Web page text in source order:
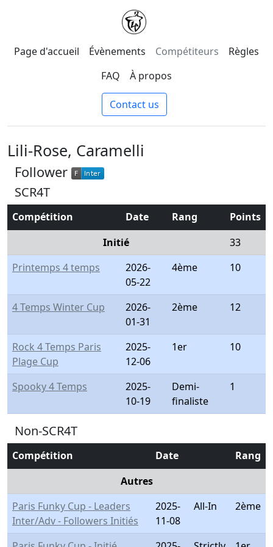
Page d'accueil Évènements Compétiteurs
Règles
FAQ
À propos
Contact us
Lili-Rose, Caramelli
Follower F
F Inter
Inter
SCR4T
Compétition Date Rang
Points
Initié
33
Printemps 4 temps
2026-
05-22
4ème 10
4 Temps Winter Cup
2026-
01-31
2ème 12
Rock 4 Temps Paris
Plage Cup
2025-
12-06
1er 10
Spooky 4 Temps
2025-
10-19
Demi-
finaliste
1
Non-SCR4T
Compétition Date
Rang
Autres
Paris Funky Cup - Leaders
Inter/Adv - Followers Initiés
2025-
11-08
All-In 2ème